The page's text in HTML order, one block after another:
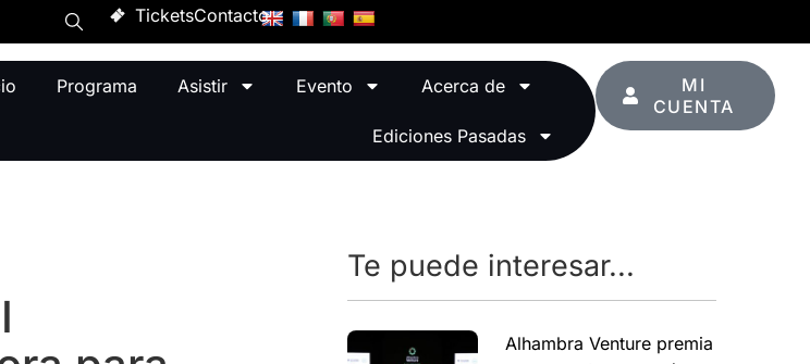
TicketsContacto
Programa Asistir Evento Acerca de
Ediciones Pasadas
MI
CUENTA
Te puede interesar...
Alhambra Venture premia